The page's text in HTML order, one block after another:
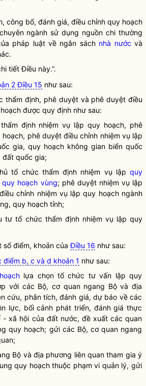
công bố, đánh giá, điều chỉnh quy hoạch
ngành sử dụng nguồn chi thường
pháp luậtvề ngân sách nhà nước và
tiết Điều này.”.
2 Điều 15 như sau:
thẩm định, phê duyệt và phê duyệt điều
hoạch được quy định như sau:
định nhiệm vụ lập quy hoạch, phê
hoạch, phê duyệt điều chỉnh nhiệm vụ lập
gia, quy hoạch không gian biển quốc
đất quốc gia;
tổ chức thẩm định nhiệm vụ lập quy
quy hoạch vùng; phê duyệt nhiệm vụ lập
chỉnh nhiệm vụ lậpquy hoạch ngành
, quy hoạch tỉnh;
tư tổ chức thẩm định nhiệm vụ lập quy
số điểm, khoản củaĐiều 16 như sau:
điểm b, c và d khoản 1 như sau:
lựa chọn tổ chức tư vấn lập quy
với các Bộ, cơ quan ngang Bộ và địa
cứu, phân tích, đánh giá, dự báo về các
lực, bối cảnh phát triển, đánh giá thực
- xã hội của đất nước, đề xuất các quan
quy hoạch; gửi các Bộ, cơ quan ngang
Bộ và địa phương liên quan tham gia ý
quy hoạch thuộc phạm vi quản lý, gửi